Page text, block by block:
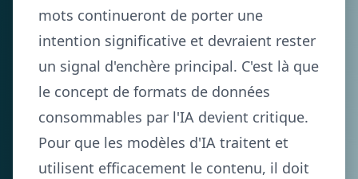
mots continueront de porter une
intention significative et devraient rester
un signal d'enchère principal. C'est là que
le concept de formats de données
consommables par l'IA devient critique.
Pour que les modèles d'IA traitent et
utilisent efficacement le contenu, il doit